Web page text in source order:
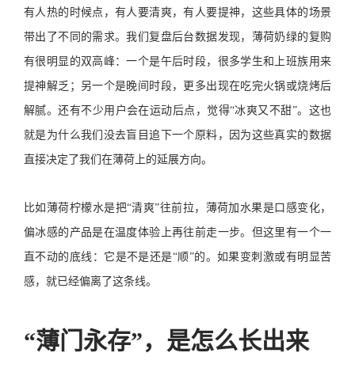
有人热的时候点，有人要清爽，有人要提神，这些具体的场景
带出了不同的需求。我们复盘后台数据发现，薄荷奶绿的复购
有很明显的双高峰：一个是午后时段，很多学生和上班族用来
提神解乏；另一个是晚间时段，更多出现在吃完火锅或烧烤后
解腻。还有不少用户会在运动后点，觉得“冰爽又不甜”。这也
就是为什么我们没去盲目追下一个原料，因为这些真实的数据
直接决定了我们在薄荷上的延展方向。
比如薄荷柠檬水是把“清爽”往前拉，薄荷加水果是口感变化，
偏冰感的产品是在温度体验上再往前走一步。但这里有一个一
直不动的底线：它是不是还是“顺”的。如果变刺激或有明显苦
感，就已经偏离了这条线。
“薄门永存”，是怎么长出来